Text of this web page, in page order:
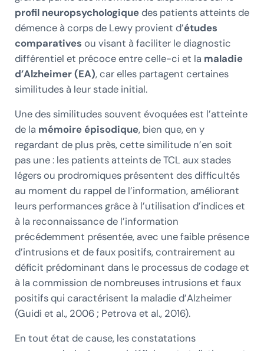
profil neuropsychologiquedes patients atteints de
démence à corps de Lewy provient d’études
comparatives ou visant à faciliter le diagnostic
différentiel et précoce entre celle-ci et la maladie
d’Alzheimer (EA), car elles partagent certaines
similitudes à leur stade initial.
Une des similitudes souvent évoquées est l’atteinte
de la mémoire épisodique, bien que, en y
regardant de plus près, cette similitude n’en soit
pas une : les patients atteints de TCL aux stades
légers ou prodromiques présentent des difficultés
au moment du rappel de l’information, améliorant
leurs performances grâce à l’utilisation d’indices et
à la reconnaissance de l’information
précédemment présentée, avec une faible présence
d’intrusions et de faux positifs, contrairement au
déficit prédominant dans le processus de codage et
à la commission de nombreuses intrusions et faux
positifs qui caractérisent la maladie d’Alzheimer
(Guidi et al., 2006 ; Petrova et al., 2016).
En tout état de cause, les constatations